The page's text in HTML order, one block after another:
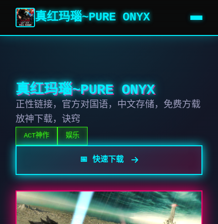
真红玛瑙~PURE ONYX
真红玛瑙~PURE ONYX
正性链接，官方对国语，中文存储，免费方载
放神下载，诀窍
ACT神作 娱乐
📅 快速下载